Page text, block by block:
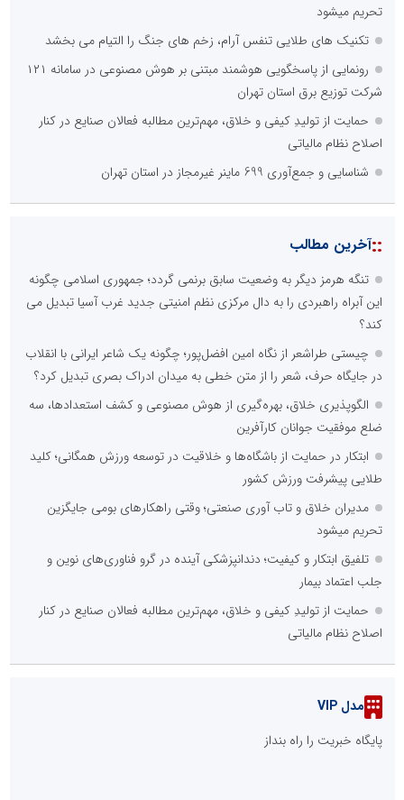
تحریم میشود
تکنیک های طلایی تنفس آرام، زخم های جنگ را التیام می بخشد
رونمایی از پاسخگویی هوشمند مبتنی بر هوش مصنوعی در سامانه ۱۲۱
شرکت توزیع برق استان تهران
حمایت از تولیدِ کیفی و خلاق، مهم‌ترین مطالبه فعالان صنایع در کنار
اصلاح نظام مالیاتی
شناسایی و جمع‌آوری 699 ماینر غیرمجاز در استان تهران
::آخرین مطالب
تنگه هرمز دیگر به وضعیت سابق برنمی گردد؛ جمهوری اسلامی چگونه
این آبراه راهبردی را به دال مرکزی نظم امنیتی جدید غرب آسیا تبدیل می
کند؟
چیستی طراشعر از نگاه امین افضل‌پور؛ چگونه یک شاعر ایرانی با انقلاب
در جایگاه حرف، شعر را از متن خطی به میدان ادراک بصری تبدیل کرد؟
الگوپذیری خلاق، بهره‌گیری از هوش مصنوعی و کشف استعدادها، سه
ضلع موفقیت جوانان کارآفرین
ابتکار در حمایت از باشگاه‌ها و خلاقیت در توسعه ورزش همگانی؛ کلید
طلایی پیشرفت ورزش کشور
مدیران خلاق و تاب آوری صنعتی؛ وقتی راهکارهای بومی جایگزین
تحریم میشود
تلفیق ابتکار و کیفیت؛ دندانپزشکی آینده در گرو فناوری‌های نوین و
جلب اعتماد بیمار
حمایت از تولیدِ کیفی و خلاق، مهم‌ترین مطالبه فعالان صنایع در کنار
اصلاح نظام مالیاتی
مدل VIP
پایگاه خبریت را راه بنداز